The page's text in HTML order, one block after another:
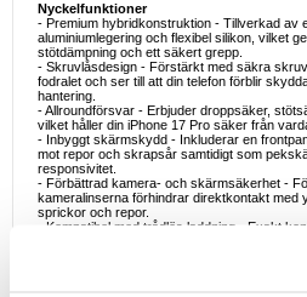
Nyckelfunktioner
- Premium hybridkonstruktion - Tillverkad av
aluminiumlegering och flexibel silikon, vilket
stötdämpning och ett säkert grepp.
- Skruvlåsdesign - Förstärkt med säkra
fodralet och ser till att din telefon förblir
hantering.
- Allroundförsvar - Erbjuder droppsäker,
vilket håller din iPhone 17 Pro säker från
- Inbyggt skärmskydd - Inkluderar en
mot repor och skrapsår samtidigt som
responsivitet.
- Förbättrad kamera- och skärmsäkerhet -
kameralinserna förhindrar direktkontakt med
sprickor och repor.
- Kompatibel med trådlös laddning - Exakt
och trådlös standardladdning, vilket
- Snygg och funktionell design - Det djärva